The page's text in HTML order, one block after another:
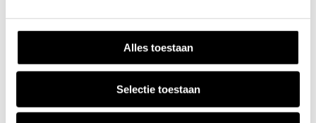
Alles toestaan
Selectie toestaan
Dikte of hoogte
Alles weergeven
900mm